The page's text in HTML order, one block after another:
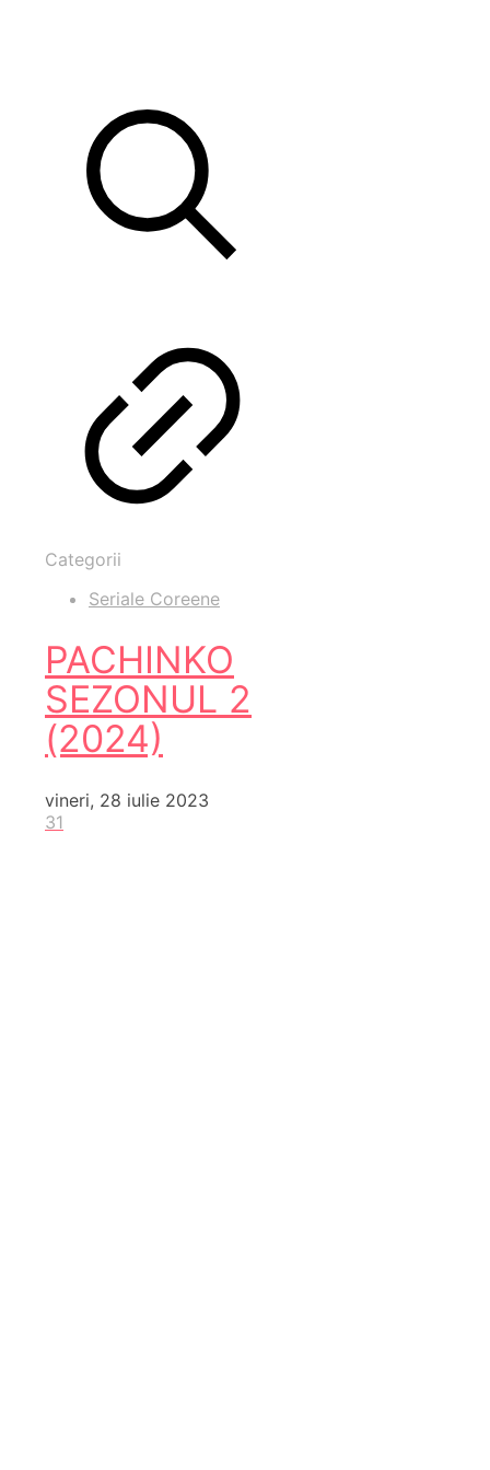
Categorii
Seriale Coreene
PACHINKO
SEZONUL 2
(2024)
vineri, 28 iulie 2023
31